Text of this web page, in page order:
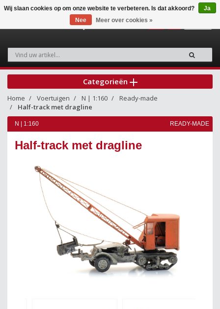
Categorieën
Home Voertuigen N | 1:160
Ready-made
Half-track met dragline
N | 1:160 READY-MADE
Half-track met dragline
Wij slaan cookies op om onze website te verbeteren. Is dat akkoord?
Ja
Nee
Meer over cookies »